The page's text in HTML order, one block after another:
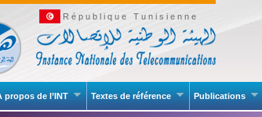
République Tunisienne
propos de l’INT Textes de référence Publications